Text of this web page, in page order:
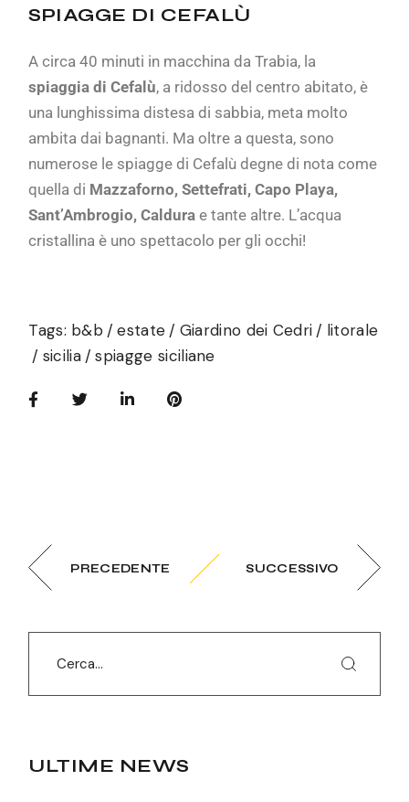
SPIAGGE DI CEFALÙ
A circa 40 minuti in macchina da Trabia, la
spiaggia di Cefalù, a ridosso del centro abitato, è
una lunghissima distesa di sabbia, meta molto
ambita dai bagnanti. Ma oltre a questa, sono
numerose le spiagge di Cefalù degne di nota come
quella di Mazzaforno, Settefrati, Capo Playa,
Sant’Ambrogio, Caldura e tante altre. L’acqua
cristallina è uno spettacolo per gli occhi!
Tags: b&b estate Giardino dei Cedri
litorale
sicilia
spiagge siciliane
PRECEDENTE SUCCESSIVO
ULTIME NEWS